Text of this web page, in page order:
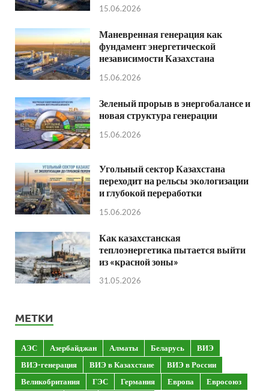
15.06.2026
Маневренная генерация как
фундамент энергетической
независимости Казахстана
15.06.2026
Зеленый прорыв в энергобалансе и
новая структура генерации
15.06.2026
Угольный сектор Казахстана
переходит на рельсы экологизации
и глубокой переработки
15.06.2026
Как казахстанская
теплоэнергетика пытается выйти
из «красной зоны»
31.05.2026
МЕТКИ
АЭС Азербайджан Алматы Беларусь
ВИЭ
ВИЭ-генерация
ВИЭ в Казахстане
ВИЭ в России
Великобритания
ГЭС Германия Европа
Евросоюз